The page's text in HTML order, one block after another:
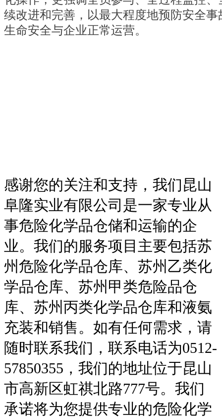
续改进和完善，以最大程度地预防安全
生命安全与企业正常运营。
感谢您的关注和支持，我们昆山
阜隆实业有限公司是一家专业从
事危险化学品仓储和运输的企
业。我们的服务项目主要包括苏
州危险化学品仓库、苏州乙类化
学品仓库、苏州甲类危险品仓
库、苏州丙类化学品仓库和液氨
充装和销售。如有任何需求，请
随时联系我们，联系电话为0512-
57850355，我们的地址位于昆山
市高新区虹祺北路777号。我们
承诺将为您提供专业的危险化学